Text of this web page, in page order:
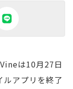
は10月27日
ルアプリを終了